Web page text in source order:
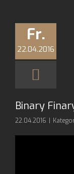
Fr.
22.04.2016
Binary
22.04.2016